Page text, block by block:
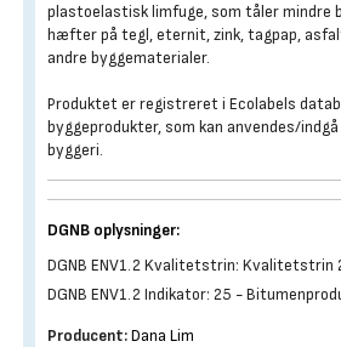
plastoelastisk limfuge, som tåler mindre
hæfter på tegl, eternit, zink, tagpap,
andre byggematerialer.
Produktet er registreret i Ecolabels
byggeprodukter, som kan anvendes/
byggeri.
DGNB oplysninger:
DGNB ENV1.2 Kvalitetstrin: Kvalitetstrin
DGNB ENV1.2 Indikator: 25 -
Producent:Dana Lim